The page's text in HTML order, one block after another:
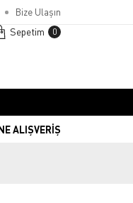
Bize Ulaşın
Sepetim 0
ALIŞVERİŞ